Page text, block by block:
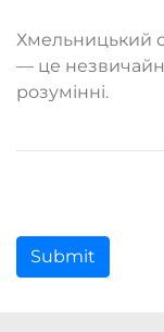
Хмельницький
— це
розумінні.
Submit